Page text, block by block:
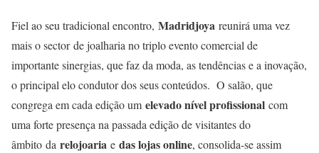
Fiel ao seu tradicional encontro, Madridjoya reunirá uma vez
mais o sector de joalharia no triplo evento comercial de
importante sinergias, que faz da moda, as tendências e a inovação,
o principal elo condutor dos seus conteúdos. O salão, que
congrega em cada edição um elevado nível profissional com
uma forte presença na passada edição de visitantes do
âmbito da relojoaria e das lojas online, consolida-se assim